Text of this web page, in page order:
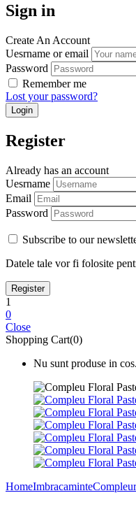
Sign in
Create An Account
Uesrname or email
Password
Remember me
Lost your password?
Register
Already has an account
Uesrname
Email
Password
Subscribe to our
Datele tale vor fi folosite
1
0
Close
Shopping Cart(0)
Nu sunt produse in cos.
HomeImbracaminte